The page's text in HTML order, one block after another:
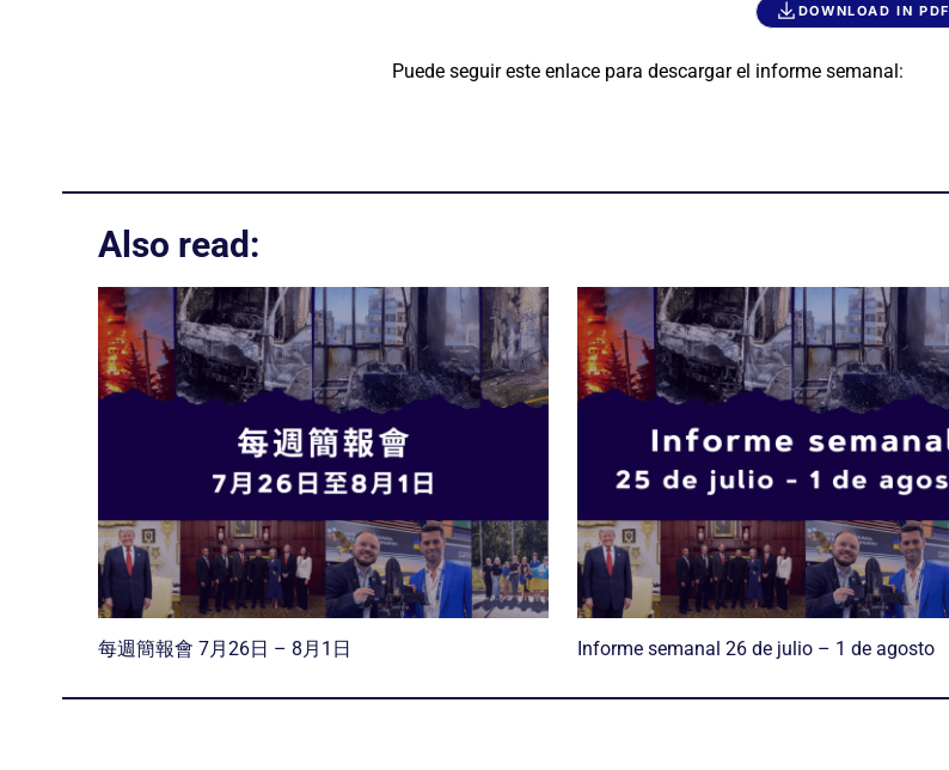
DOWNLOAD IN PDF
Puede seguir este enlace para descargar el informe semanal:
Also read:
每週簡報會 7月26日 – 8月1日 Informe semanal 26 de julio – 1 de agosto